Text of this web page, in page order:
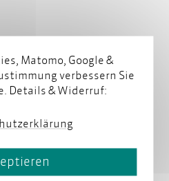
auch
Matomo, Google &
verbessern Sie
Details & Widerruf: